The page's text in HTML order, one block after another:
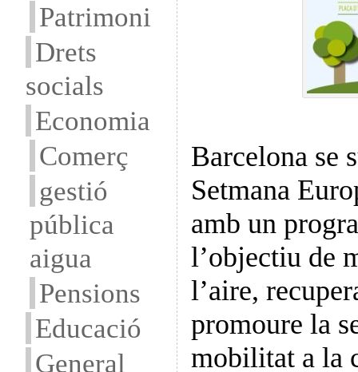
Patrimoni
Drets
socials
Economia
Comerç
gestió
pública
aigua
Pensions
Educació
General
Barcelona se
Setmana
amb un
l’objectiu de
l’aire,
promoure la
mobilitat a la